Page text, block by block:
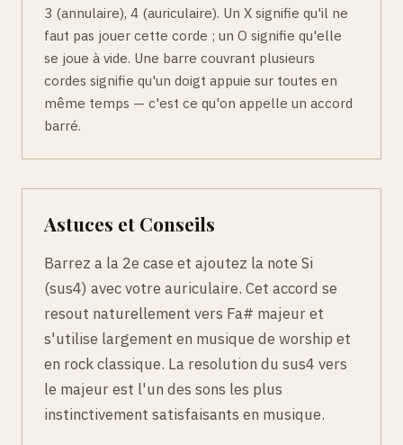
3 (annulaire), 4 (auriculaire). Un X signifie qu'il ne
faut pas jouer cette corde ; un O signifie qu'elle
se joue à vide. Une barre couvrant plusieurs
cordes signifie qu'un doigt appuie sur toutes en
même temps — c'est ce qu'on appelle un accord
barré.
Astuces et Conseils
Barrez a la 2e case et ajoutez la note Si
(sus4) avec votre auriculaire. Cet accord se
resout naturellement vers Fa# majeur et
s'utilise largement en musique de worship et
en rock classique. La resolution du sus4 vers
le majeur est l'un des sons les plus
instinctivement satisfaisants en musique.